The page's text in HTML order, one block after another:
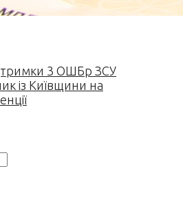
3 ОШБр ЗСУ
із Київщини на